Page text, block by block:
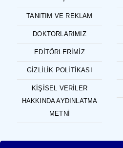
TANITIM VE REKLAM
DOKTORLARIMIZ
EDITÖRLERIMIZ
GIZLILIK POLITIKASI
KIŞISEL VERILER
HAKKINDA AYDINLATMA
METNI